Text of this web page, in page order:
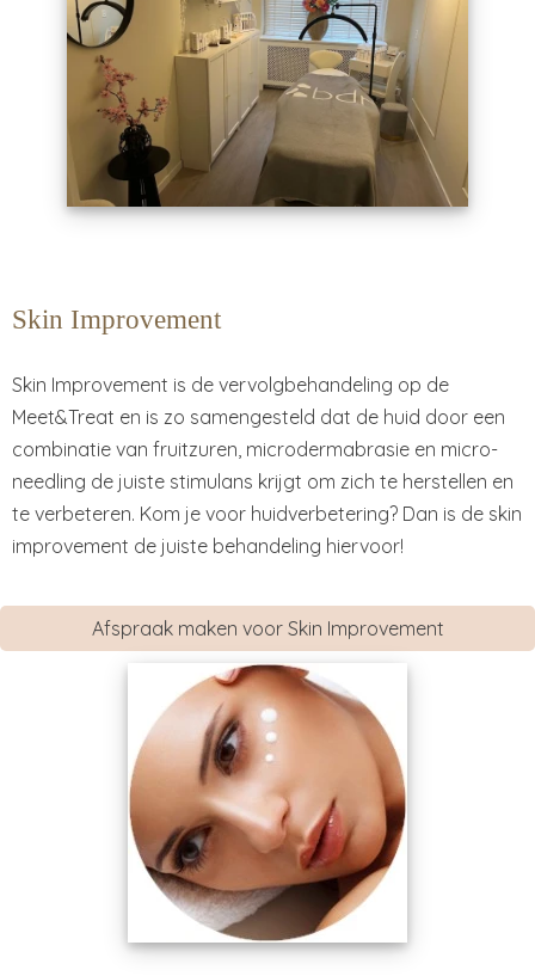
Skin Improvement
Skin Improvement is de vervolgbehandeling op de
Meet&Treat en is zo samengesteld dat de huid door een
combinatie van fruitzuren, microdermabrasie en micro-
needling de juiste stimulans krijgt om zich te herstellen en
te verbeteren. Kom je voor huidverbetering? Dan is de skin
improvement de juiste behandeling hiervoor!
Afspraak maken voor Skin Improvement